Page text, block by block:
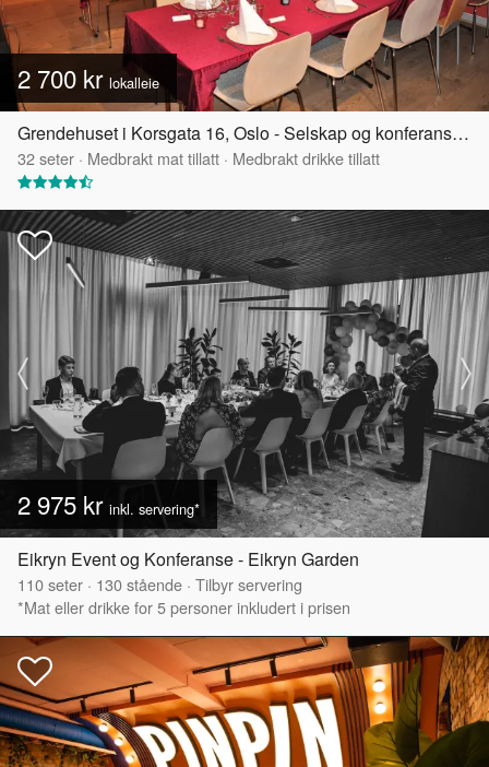
2 700 kr lokalleie
Grendehuset i Korsgata 16, Oslo - Selskap og konferanselokale
32seter · Medbrakt mat tillatt · Medbrakt drikke tillatt
2 975 kr inkl. servering*
Eikryn Event og Konferanse - Eikryn Garden
110seter · 130stående · Tilbyr servering
*Mat eller drikke for 5 personer inkludert i prisen